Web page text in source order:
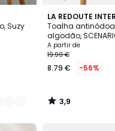
Suzy
LA REDOUTE
Toalha
algodão,
A partir de
19.99 €
8.79 € -56%
3,9
/ 5
12
Cores
3,9
/